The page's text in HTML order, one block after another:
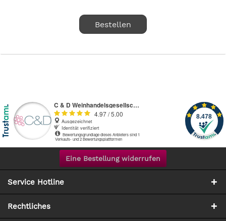
Bestellen
Eine Bestellung widerrufen
Service Hotline
Rechtliches